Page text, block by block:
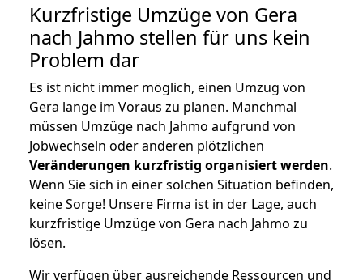
Kurzfristige Umzüge von Gera
nach Jahmo stellen für uns kein
Problem dar
Es ist nicht immer möglich, einen Umzug von
Gera lange im Voraus zu planen. Manchmal
müssen Umzüge nach Jahmo aufgrund von
Jobwechseln oder anderen plötzlichen
Veränderungen kurzfristig organisiert werden.
Wenn Sie sich in einer solchen Situation befinden,
keine Sorge! Unsere Firma ist in der Lage, auch
kurzfristige Umzüge von Gera nach Jahmo zu
lösen.
Wir verfügen über ausreichende Ressourcen und